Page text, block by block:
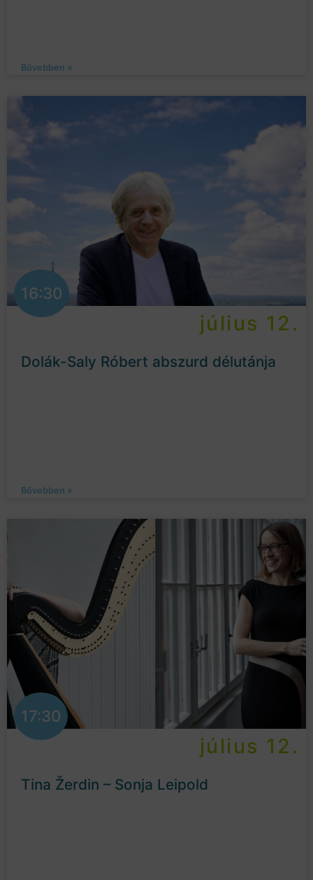
Bővebben »
16:30
július 12.
Dolák-Saly Róbert abszurd délutánja
Bővebben »
17:30
július 12.
Tina Žerdin – Sonja Leipold